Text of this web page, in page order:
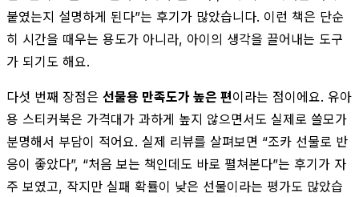
붙였는지 설명하게 된다”는 후기가 많았습니다. 이런 책은 단순
히 시간을 때우는 용도가 아니라, 아이의 생각을 끌어내는 도구
가 되기도 해요.
다섯 번째 장점은 선물용 만족도가 높은 편이라는 점이에요. 유아
용 스티커북은 가격대가 과하게 높지 않으면서도 실제로 쓸모가
분명해서 부담이 적어요. 실제 리뷰를 살펴보면 “조카 선물로 반
응이 좋았다”, “처음 보는 책인데도 바로 펼쳐본다”는 후기가 자
주 보였고, 작지만 실패 확률이 낮은 선물이라는 평가도 많았습